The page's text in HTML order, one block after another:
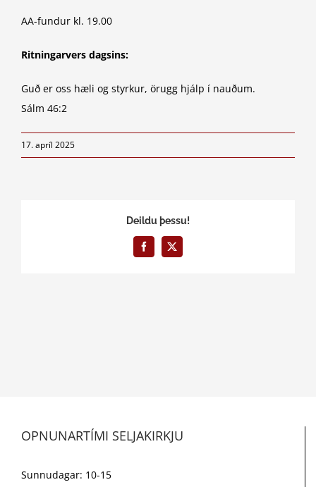
AA-fundur kl. 19.00
Ritningarvers dagsins:
Guð er oss hæli og styrkur, örugg hjálp í nauðum.
Sálm 46:2
17. apríl 2025
Deildu þessu!
Facebook
X
OPNUNARTÍMI SELJAKIRKJU
Sunnudagar: 10-15